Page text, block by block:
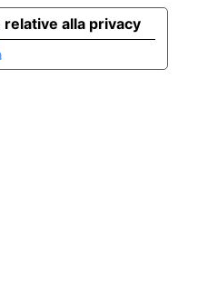
alla privacy